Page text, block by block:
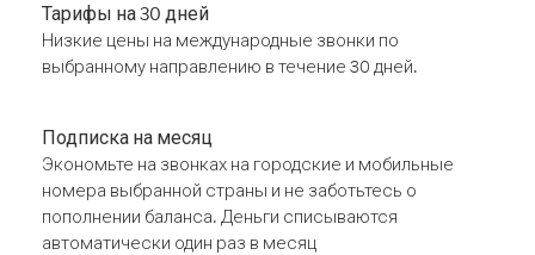
Тарифы на 30 дней
Низкие цены на международные звонки по
выбранному направлению в течение 30 дней.
Подписка на месяц
Экономьте на звонках на городские и мобильные
номера выбранной страны и не заботьтесь о
пополнении баланса. Деньги списываются
автоматически один раз в месяц